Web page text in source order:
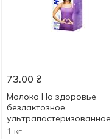
73.00 ₴
Молоко На здоровье
безлактозное
ультрапастеризованное
0,5% 950г
1 кг